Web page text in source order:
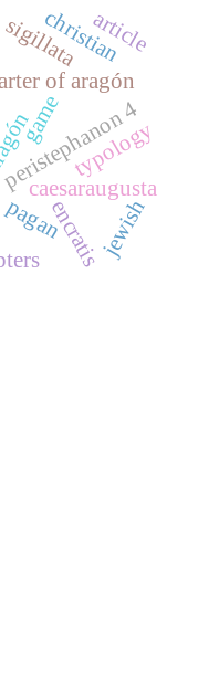
of aragón
peristephanon 4
caesaraugusta
encratis
game
sigillata
typology
pagan
christian
jewish
article